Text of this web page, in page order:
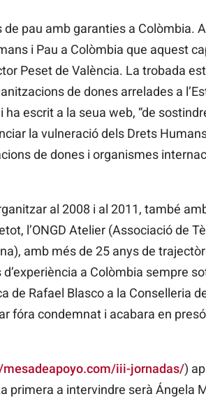
de pau amb garanties a Colòmbia.
i Pau a Colòmbia que aquest
Peset de València. La trobada
de dones arrelades a
ha escrit a la seua web, “de
la vulneració dels Drets
de dones i organismes
al 2008 i al 2011, també
l’ONGD Atelier (Associació de
amb més de 25 anys de
a Colòmbia sempre
de Rafael Blasco a la Conselleria
fóra condemnat i acabara en
iii-jornadas/)
primera a intervindre serà Ángela